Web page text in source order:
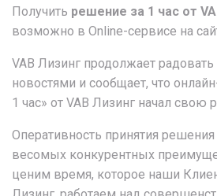
Получить решение за 1 час от
возможно в Online-сервисе на
VAB Лизинг продолжает
новостями и сообщает, что
1 час» от VAB Лизинг начал свою
Оперативность принятия решения
весомых конкурентных
ценим время, которое наши